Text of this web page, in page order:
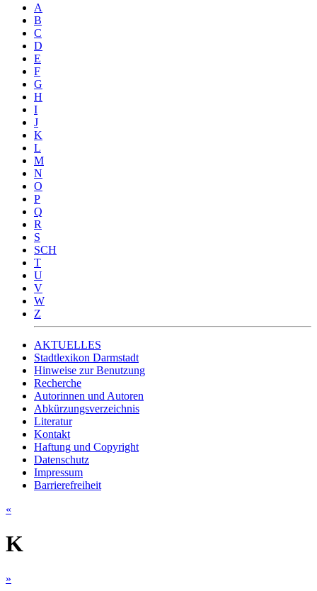
A
B
C
D
E
F
G
H
I
J
K
L
M
N
O
P
Q
R
S
SCH
T
U
V
W
Z
AKTUELLES
Stadtlexikon Darmstadt
Hinweise zur Benutzung
Recherche
Autorinnen und Autoren
Abkürzungsverzeichnis
Literatur
Kontakt
Haftung und Copyright
Datenschutz
Impressum
Barrierefreiheit
«
K
»